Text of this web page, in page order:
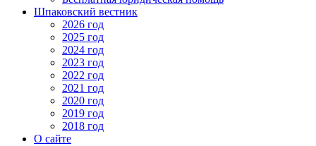
Шпаковский вестник
2026 год
2025 год
2024 год
2023 год
2022 год
2021 год
2020 год
2019 год
2018 год
О сайте